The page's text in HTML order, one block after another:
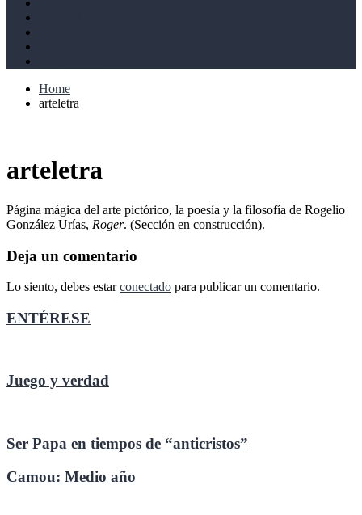
Home
arteletra
arteletra
Página mágica del arte pictórico, la poesía y la filosofía de Rogelio
González Urías, Roger. (Sección en construcción).
Deja un comentario
Lo siento, debes estarconectado para publicar un comentario.
ENTÉRESE
Juego y verdad
Ser Papa en tiempos de “anticristos”
Camou: Medio año